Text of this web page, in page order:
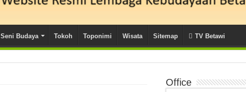
Seni Budaya Tokoh Toponimi Wisata Sitemap TV Betawi
Office